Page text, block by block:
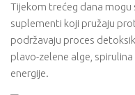
Tijekom trećeg dana
suplementi koji pružaju
podržavaju proces
plavo-zelene alge,
energije.